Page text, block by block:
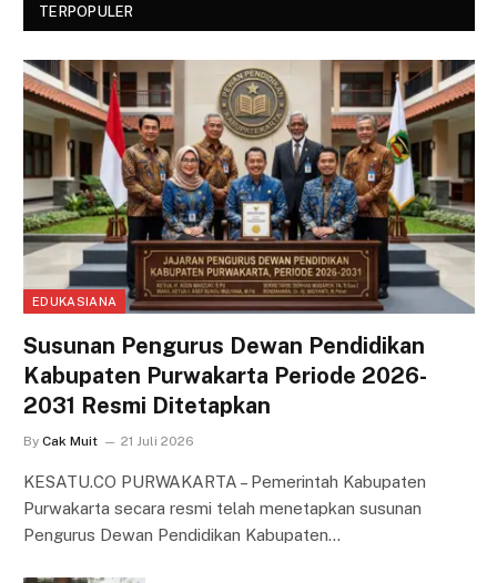
TERPOPULER
EDUKASIANA
Susunan Pengurus Dewan Pendidikan
Kabupaten Purwakarta Periode 2026-
2031 Resmi Ditetapkan
By Cak Muit 21 Juli 2026
KESATU.CO PURWAKARTA – Pemerintah Kabupaten
Purwakarta secara resmi telah menetapkan susunan
Pengurus Dewan Pendidikan Kabupaten…